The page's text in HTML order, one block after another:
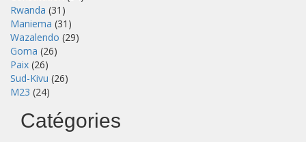
Rwanda (31)
Maniema (31)
Wazalendo (29)
Goma (26)
Paix (26)
Sud-Kivu (26)
M23 (24)
Catégories